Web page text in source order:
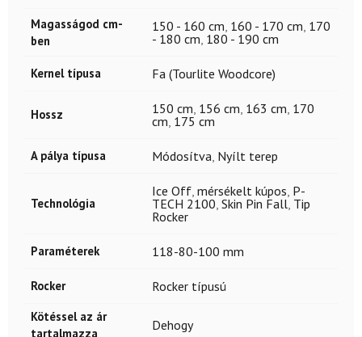
Magasságod cm-
ben
150 - 160 cm 160 - 170 cm 170
- 180 cm 180 - 190 cm
Kernel típusa Fa (Tourlite Woodcore)
Hossz 150 cm 156 cm 163 cm 170
cm 175 cm
A pálya típusa Módosítva Nyílt terep
Technológia
Ice Off mérsékelt kúpos P-
TECH 2100 Skin Pin Fall Tip
Rocker
Paraméterek 118-80-100 mm
Rocker Rocker típusú
Kötéssel az ár
tartalmazza
Dehogy